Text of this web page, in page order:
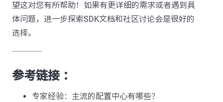
望这对您有所帮助！如果有更详细的需求或者遇到具
体问题，进一步探索SDK文档和社区讨论会是很好的
选择。
---------------
参考链接 ：
专家经验：主流的配置中心有哪些？